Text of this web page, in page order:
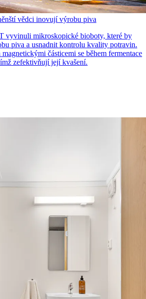
vědci inovují výrobu piva
vyvinuli mikroskopické bioboty, které by
piva a usnadnit kontrolu kvality potravin.
částicemi se během fermentace
zefektivňují její kvašení.